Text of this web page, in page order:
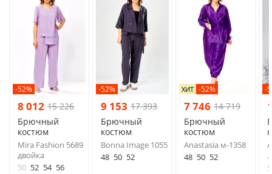
-52%
8 012 15 226
Брючный
костюм
Mira Fashion 5689
двойка
50 52 54 56
-52%
9 153 17 393
Брючный
костюм
Bonna Image 1055
48 50 52
ХИТ -52%
7 746 14 719
Брючный
костюм
Anastasia м-1358
48 50 52
-